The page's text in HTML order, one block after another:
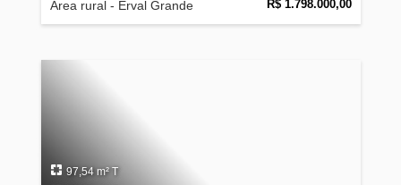
Área rural - Erval Grande R$ 1.798.000,00
97,54 m² T